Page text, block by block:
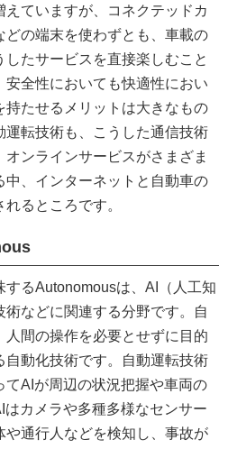
えていますが、コネクテッドカ
どの端末を使わずとも、車載の
たサービスを直接楽しむこと
安全性においても快適性におい
持たせるメリットは大きなもの
運転技術も、こうした通信技術
ンラインサービスがさまざま
中、インターネットと自動車の
るところです。
するAutonomousは、AI（人工知
などに関連する分野です。自
間の操作を必要とせずに目的
動化技術です。自動運転技術
てAIが周辺の状況把握や車両の
カメラや多種多様なセンサー
通行人などを検知し、事故が